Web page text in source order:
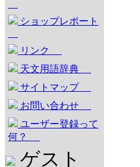
ショップレポート
リンク
天文用語辞典
サイトマップ
お問い合わせ
ユーザー登録って
何？
ゲスト